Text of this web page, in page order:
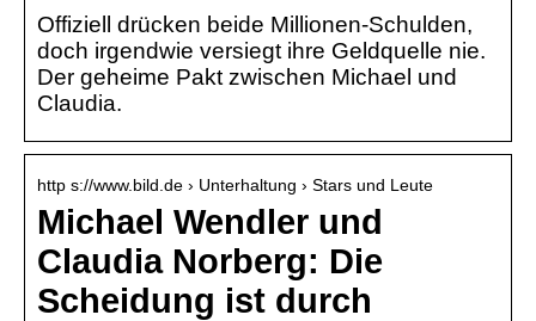
Offiziell drücken beide Millionen-Schulden,
doch irgendwie versiegt ihre Geldquelle nie.
Der geheime Pakt zwischen Michael und
Claudia.
http s://www.bild.de › Unterhaltung › Stars und Leute
Michael Wendler und
Claudia Norberg: Die
Scheidung ist durch